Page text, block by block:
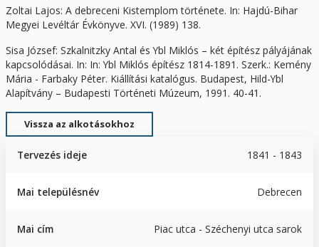
Zoltai Lajos: A debreceni Kistemplom története. In: Hajdú-Bihar
Megyei Levéltár Évkönyve. XVI. (1989) 138.
Sisa József: Szkalnitzky Antal és Ybl Miklós – két építész pályájának
kapcsolódásai. In: In: Ybl Miklós építész 1814-1891. Szerk.: Kemény
Mária - Farbaky Péter. Kiállítási katalógus. Budapest, Hild-Ybl
Alapítvány – Budapesti Történeti Múzeum, 1991. 40-41.
Vissza az alkotásokhoz
Tervezés ideje 1841 - 1843
Mai településnév Debrecen
Mai cím Piac utca - Széchenyi utca sarok